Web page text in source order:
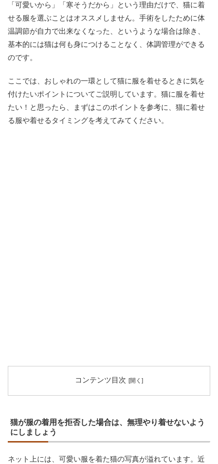
「可愛いから」「寒そうだから」という理由だけで、猫に着
せる服を選ぶことはオススメしません。手術をしたために体
温調節が自力で出来なくなった、というような場合は除き、
基本的には猫は何も身につけることなく、体調管理ができる
のです。
ここでは、おしゃれの一環として猫に服を着せるときに気を
付けたいポイントについてご説明しています。猫に服を着せ
たい！と思ったら、まずはこのポイントを参考に、猫に着せ
る服や着せるタイミングを考えてみてください。
コンテンツ目次
猫が服の着用を拒否した場合は、無理やり着せないよう
にしましょう
ネット上には、可愛い服を着た猫の写真が溢れています。近